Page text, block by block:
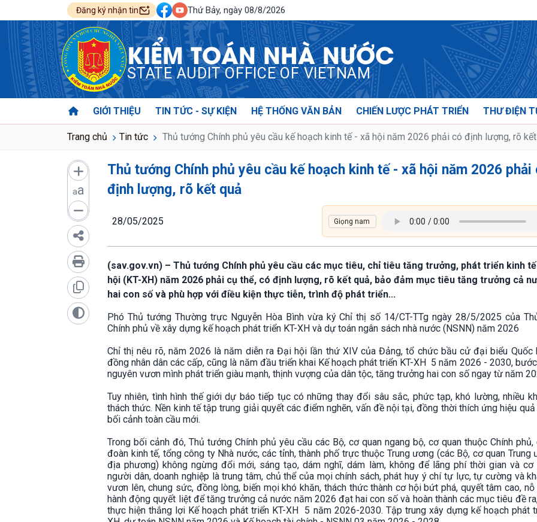
Đăng ký nhận tin Thứ Bảy, ngày 08/8/2026
KIỂM TOÁN NHÀ NƯỚC
STATE AUDIT OFFICE OF VIETNAM
GIỚI THIỆU TIN TỨC - SỰ KIỆN HỆ THỐNG VĂN BẢN CHIẾN LƯỢC PHÁT TRIỂN THƯ ĐIỆN
Trang chủ Tin tức Thủ tướng Chính phủ yêu cầu kế hoạch kinh tế - xã hội năm 2026 phải có định lượng, rõ
aa
Thủ tướng Chính phủ yêu cầu kế hoạch kinh tế - xã hội năm 2026 phải
định lượng, rõ kết quả
28/05/2025
(sav.gov.vn) – Thủ tướng Chính phủ yêu cầu các mục tiêu, chỉ tiêu tăng trưởng, phát triển kinh
hội (KT-XH) năm 2026 phải cụ thể, có định lượng, rõ kết quả, bảo đảm mục tiêu tăng trưởng cả
hai con số và phù hợp với điều kiện thực tiễn, trình độ phát triển...
Phó Thủ tướng Thường trực Nguyễn Hòa Bình vừa ký Chỉ thị số 14/CT-TTg ngày 28/5/2025 của
Chính phủ về xây dựng kế hoạch phát triển KT-XH và dự toán ngân sách nhà nước (NSNN) năm 2026
Chỉ thị nêu rõ, năm 2026 là năm diễn ra Đại hội lần thứ XIV của Đảng, tổ chức bầu cử đại biểu Quốc
đồng nhân dân các cấp, cũng là năm đầu triển khai Kế hoạch phát triển KT-XH 5 năm 2026 - 2030,
nguyên vươn mình phát triển giàu mạnh, thịnh vượng của dân tộc, tăng trưởng hai con số ngay từ năm
Tuy nhiên, tình hình thế giới dự báo tiếp tục có những thay đổi sâu sắc, phức tạp, khó lường, nhiều
thách thức. Nền kinh tế tập trung giải quyết các điểm nghẽn, vấn đề nội tại, đồng thời thích ứng hiệu
bối cảnh toàn cầu mới.
Trong bối cảnh đó, Thủ tướng Chính phủ yêu cầu các Bộ, cơ quan ngang bộ, cơ quan thuộc Chính phủ,
đoàn kinh tế, tổng công ty Nhà nước, các tỉnh, thành phố trực thuộc Trung ương (các Bộ, cơ quan Trung
địa phương) không ngừng đổi mới, sáng tạo, dám nghĩ, dám làm, không để lãng phí thời gian và cơ
người dân, doanh nghiệp là trung tâm, chủ thể của mọi chính sách, phát huy ý chí tự lực, tự cường và
vươn lên, chung sức, đồng lòng, biến mọi khó khăn, thách thức thành cơ hội bứt phá, quyết tâm cao,
hành động quyết liệt để tăng trưởng cả nước năm 2026 đạt hai con số và hoàn thành các mục tiêu đề
thực hiện thắng lợi Kế hoạch phát triển KT-XH 5 năm 2026-2030. Tập trung xây dựng kế hoạch phát